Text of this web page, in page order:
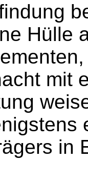
Hülle
mit
in